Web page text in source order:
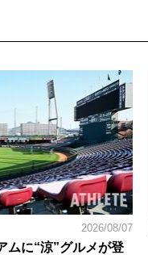
2026/08/07
ムに“涼”グルメが登